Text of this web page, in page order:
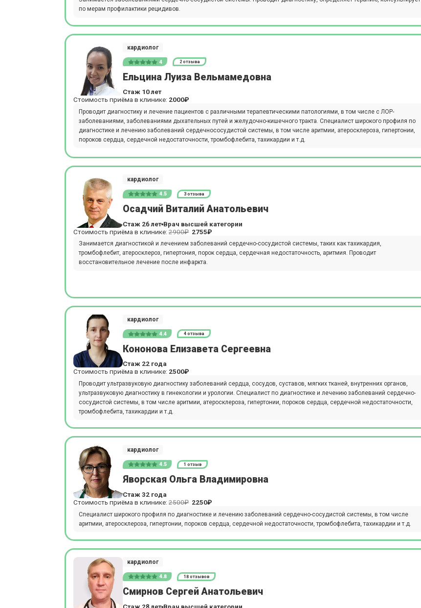
по мерам профилактики рецидивов.
кардиолог
4 2 отзыва
Ельцина Луиза Вельмамедовна
Стаж 10 лет
Стоимость приёма в клинике: 2000₽
Проводит диагностику и лечение пациентов с различными терапевтическими патологиями, в том числе с ЛОР-
заболеваниями, заболеваниями дыхательных путей и желудочно-кишечного тракта. Специалист широкого профиля по
диагностике и лечению заболеваний сердечнососудистой системы, в том числе аритмии, атеросклероза, гипертонии,
пороков сердца, сердечной недостаточности, тромбофлебита, тахикардии и т.д.
кардиолог
4.5 3 отзыва
Осадчий Виталий Анатольевич
Стаж 26 лет Врач высшей категории
Стоимость приёма в клинике: 2900₽ 2755₽
Занимается диагностикой и лечением заболеваний сердечно-сосудистой системы, таких как тахикардия,
тромбофлебит, атеросклероз, гипертония, порок сердца, сердечная недостаточность, аритмия. Проводит
восстановительное лечение после инфаркта.
кардиолог
4.4 4 отзыва
Кононова Елизавета Сергеевна
Стаж 22 года
Стоимость приёма в клинике: 2500₽
Проводит ультразвуковую диагностику заболеваний сердца, сосудов, суставов, мягких тканей, внутренних органов,
ультразвуковую диагностику в гинекологии и урологии. Специалист по диагностике и лечению заболеваний сердечно-
сосудистой системы, в том числе аритмии, атеросклероза, гипертонии, пороков сердца, сердечной недостаточности,
тромбофлебита, тахикардии и т.д.
кардиолог
4.5 1 отзыв
Яворская Ольга Владимировна
Стаж 32 года
Стоимость приёма в клинике: 2500₽ 2250₽
Специалист широкого профиля по диагностике и лечению заболеваний сердечно-сосудистой системы, в том числе
аритмии, атеросклероза, гипертонии, пороков сердца, сердечной недостаточности, тромбофлебита, тахикардии и т.д.
кардиолог
4.8 18 отзывов
Смирнов Сергей Анатольевич
Стаж 28 лет Врач высшей категории